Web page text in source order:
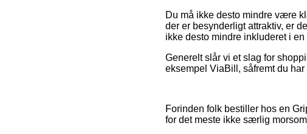
Du må ikke desto mindre være
der er besynderligt attraktiv, er
ikke desto mindre inkluderet i
Generelt slår vi et slag for
eksempel ViaBill, såfremt du
Forinden folk bestiller hos en
for det meste ikke særlig